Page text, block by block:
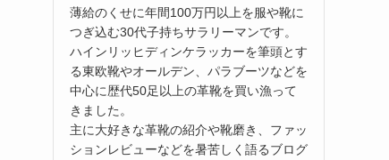
薄給のくせに年間100万円以上を服や靴に
つぎ込む30代子持ちサラリーマンです。
ハインリッヒディンケラッカーを筆頭とす
る東欧靴やオールデン、パラブーツなどを
中心に歴代50足以上の革靴を買い漁って
きました。
主に大好きな革靴の紹介や靴磨き、ファッ
ションレビューなどを暑苦しく語るブログ